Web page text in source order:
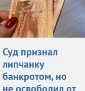
Суд признал
липчанку
банкротом, но
не освободил от